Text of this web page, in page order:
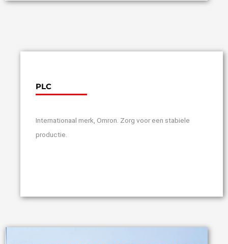
PLC
Internationaal merk, Omron. Zorg voor een stabiele
productie.